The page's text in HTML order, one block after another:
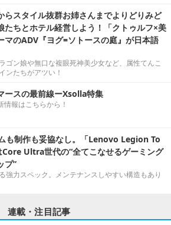
らスタイル抜群お姉さんまでよりどりみど
たちとホテル経営しよう！「クトゥルフ×美
マのADV『ヨグ=ソトースの庭』が日本語
ゴン娘や無口な複眼死神美少女など、属性てんこ
ンたちがアツい！
ースの最前線ーXsolla特集
情報はこちらから！
も制作も妥協なし。「Lenovo Legion To
Ultra世代の“全てこなせるゲーミング
プ”
強力スペック。メンテナンスしやすい構造もあり
連載・注目記事